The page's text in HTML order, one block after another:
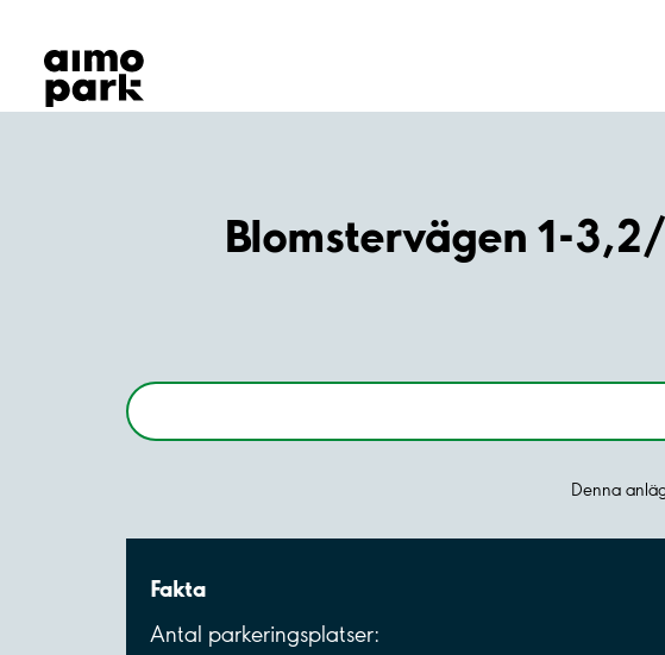
Hitta parkering
Samarbete
Kundservice
Blomstervägen 1-
Denna
Fakta
Antal parkeringsplatser: